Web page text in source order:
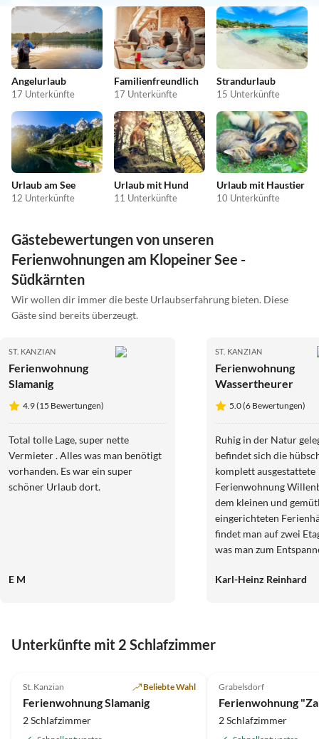
Angelurlaub
17 Unterkünfte
Familienfreundlich
17 Unterkünfte
Strandurlaub
15 Unterkünfte
Urlaub am See
12 Unterkünfte
Urlaub mit Hund
11 Unterkünfte
Urlaub mit Haustier
10 Unterkünfte
Gästebewertungen von unseren
Ferienwohnungen am Klopeiner See -
Südkärnten
Wir wollen dir immer die beste Urlaubserfahrung bieten. Diese
Gäste sind bereits überzeugt.
ST. KANZIAN
Ferienwohnung
Slamanig
4.9 (15 Bewertungen)
Total tolle Lage, super nette
Vermieter . Alles was man benötigt
vorhanden. Es war ein super
schöner Urlaub dort.
E M
ST. KANZIAN
Ferienwohnung
Wassertheurer
5.0 (6 Bewertungen)
Ruhig in der Natur
befindet sich die
komplett ausgestattete
Ferienwohnung
dem kleinen und
eingerichteten
findet man auf zwei
was man zum
waren stets hilfsbereit.
Karl-Heinz Reinhard
Unterkünfte mit 2 Schlafzimmer
St. Kanzian Beliebte Wahl
Ferienwohnung Slamanig
2 Schlafzimmer
Grabelsdorf
2 Schlafzimmer